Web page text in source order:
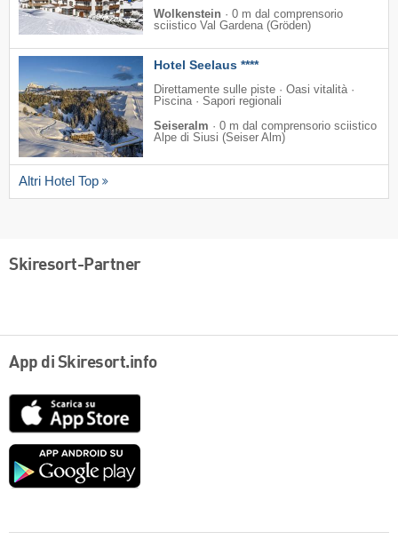
Wolkenstein · 0 m dal comprensorio
sciistico Val Gardena (Gröden)
Hotel Seelaus ****
Direttamente sulle piste · Oasi vitalità ·
Piscina · Sapori regionali
Seiseralm · 0 m dal comprensorio sciistico
Alpe di Siusi (Seiser Alm)
Altri Hotel Top
Skiresort-Partner
App di Skiresort.info
Google